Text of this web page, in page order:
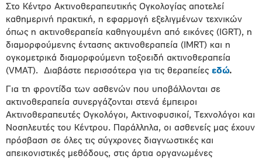
Στο Κέντρο Ακτινοθεραπευτικής Ογκολογίας αποτελεί
καθημερινή πρακτική, η εφαρμογή εξελιγμένων τεχνικών
όπως η ακτινοθεραπεία καθηγουμένη από εικόνες (IGRT), η
διαμορφούμενης έντασης ακτινοθεραπεία (IMRT) και η
ογκομετρικά διαμορφούμενη τοξοειδή ακτινοθεραπεία
(VMAT).
Διαβάστε περισσότερα για τις θεραπείες εδώ.
Για τη φροντίδα των ασθενών που υποβάλλονται σε
ακτινοθεραπεία συνεργάζονται στενά έμπειροι
Ακτινοθεραπευτές Ογκολόγοι, Ακτινοφυσικοί, Τεχνολόγοι και
Νοσηλευτές του Κέντρου. Παράλληλα, οι ασθενείς μας έχουν
πρόσβαση σε όλες τις σύγχρονες διαγνωστικές και
απεικονιστικές μεθόδους, στις άρτια οργανωμένες